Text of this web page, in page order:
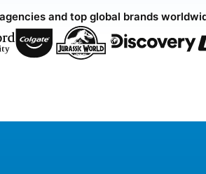
and top global brands